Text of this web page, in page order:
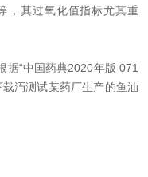
，其过氧化值指标尤其重
根据“中国药典2020年版 071
载汅测试某药厂生产的鱼油